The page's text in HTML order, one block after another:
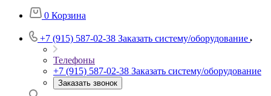
0 Корзина
+7 (915) 587-02-38 Заказать систему/оборудование
Телефоны
+7 (915) 587-02-38 Заказать систему/оборудование
Заказать звонок